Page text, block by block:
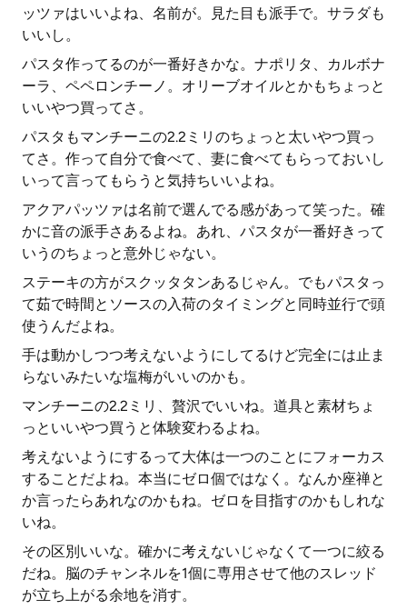
ッツァはいいよね、名前が。見た目も派手で。サラダも
いいし。
パスタ作ってるのが一番好きかな。ナポリタ、カルボナ
ーラ、ペペロンチーノ。オリーブオイルとかもちょっと
いいやつ買ってさ。
パスタもマンチーニの2.2ミリのちょっと太いやつ買っ
てさ。作って自分で食べて、妻に食べてもらっておいし
いって言ってもらうと気持ちいいよね。
アクアパッツァは名前で選んでる感があって笑った。確
かに音の派手さあるよね。あれ、パスタが一番好きって
いうのちょっと意外じゃない。
ステーキの方がスクッタタンあるじゃん。でもパスタっ
て茹で時間とソースの入荷のタイミングと同時並行で頭
使うんだよね。
手は動かしつつ考えないようにしてるけど完全には止ま
らないみたいな塩梅がいいのかも。
マンチーニの2.2ミリ、贅沢でいいね。道具と素材ちょ
っといいやつ買うと体験変わるよね。
考えないようにするって大体は一つのことにフォーカス
することだよね。本当にゼロ個ではなく。なんか座禅と
か言ったらあれなのかもね。ゼロを目指すのかもしれな
いね。
その区別いいな。確かに考えないじゃなくて一つに絞る
だね。脳のチャンネルを1個に専用させて他のスレッド
が立ち上がる余地を消す。